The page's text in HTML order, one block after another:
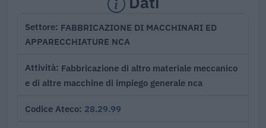
Settore FABBRICAZIONE DI MACCHINARI ED
APPARECCHIATURE NCA
Attività Fabbricazione di altro materiale meccanico
e di altre macchine di impiego generale nca
Codice Ateco 28.29.99